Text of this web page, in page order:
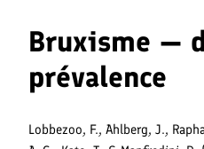
Bruxisme —
prévalence
Lobbezoo, F., Ahlberg, J.,